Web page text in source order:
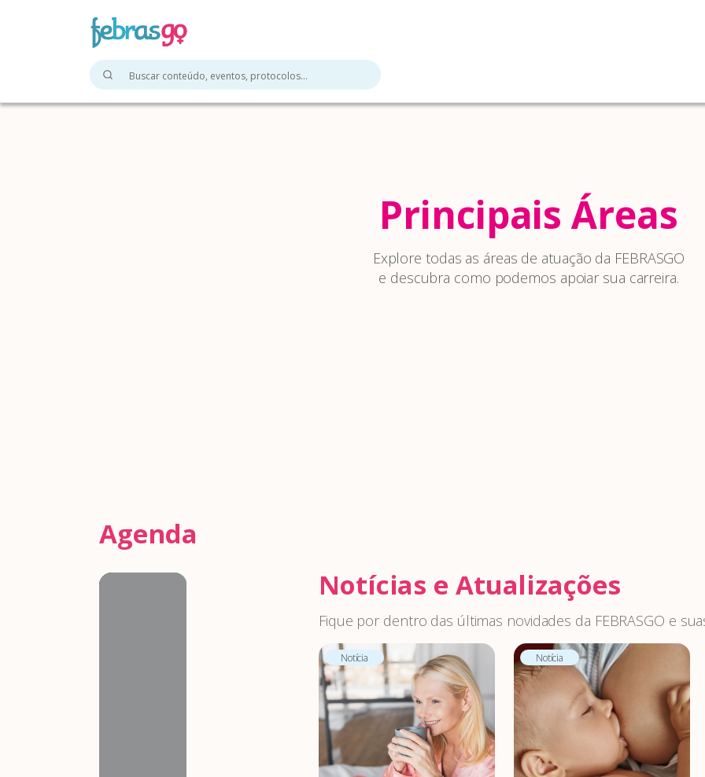
Principais Áreas
Explore todas as áreas de atuação da FEBRASGO
e descubra como podemos apoiar sua carreira.
Agenda
Notícias e Atualizações
Fique por dentro das últimas novidades da FEBRASGO e
Notícia Notícia